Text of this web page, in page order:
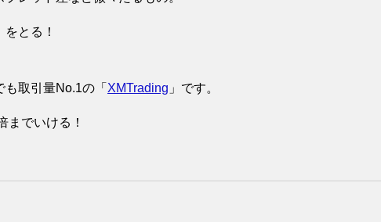
とる！
取引量No.1の「 XMTrading 」です。
までいける！